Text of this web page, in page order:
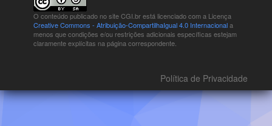
O conteúdo publicado no site CGI.br está licenciado com a Licença
Creative Commons - Atribuição-CompartilhaIgual 4.0 Internacionala
menos que condições e/ou restrições adicionais específicas estejam
claramente explícitas na página correspondente.
Política de Privacidade